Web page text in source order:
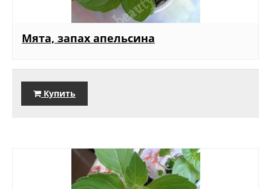
Мята, запах апельсина
Купить